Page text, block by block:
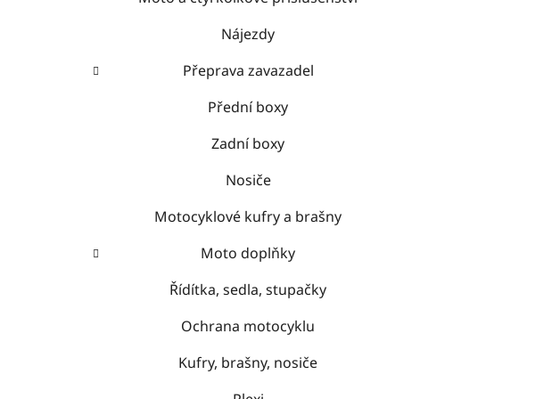
Nájezdy
Přeprava zavazadel
Přední boxy
Zadní boxy
Nosiče
Motocyklové kufry a brašny
Moto doplňky
Řídítka, sedla, stupačky
Ochrana motocyklu
Kufry, brašny, nosiče